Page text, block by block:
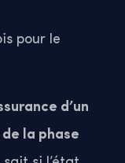
pour le
d’un
la phase